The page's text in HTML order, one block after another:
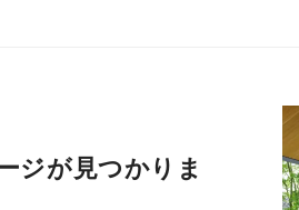
ジが見つかりま